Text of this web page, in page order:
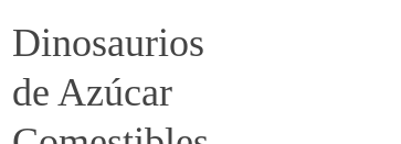
Dinosaurios
de Azúcar